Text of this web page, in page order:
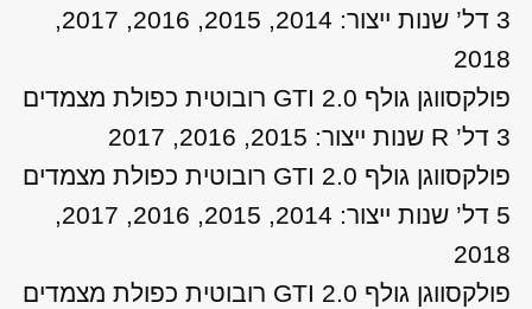
3 דל’ שנות ייצור: 2014, 2015, 2016, 2017,
2018
פולקסווגן גולף GTI 2.0 רובוטית כפולת מצמדים
3 דל’ R שנות ייצור: 2015, 2016, 2017
פולקסווגן גולף GTI 2.0 רובוטית כפולת מצמדים
5 דל’ שנות ייצור: 2014, 2015, 2016, 2017,
2018
פולקסווגן גולף GTI 2.0 רובוטית כפולת מצמדים